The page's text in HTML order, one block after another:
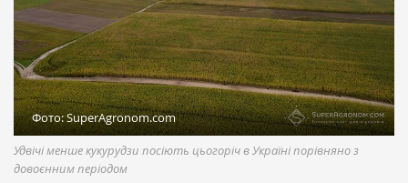
Фото: SuperAgronom.com
Удвічі менше кукурудзи посіють цьогоріч в Україні порівняно з
довоєнним періодом